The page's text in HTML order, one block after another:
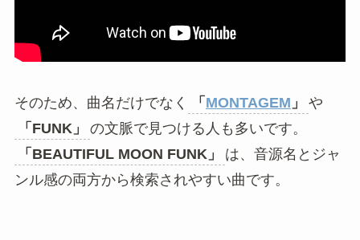
そのため、曲名だけでなく 「 MONTAGEM 」
や
「FUNK」
の文脈で見つける人も多いです。
「BEAUTIFUL MOON FUNK」
は、音源名とジャ
ンル感の両方から検索されやすい曲です。